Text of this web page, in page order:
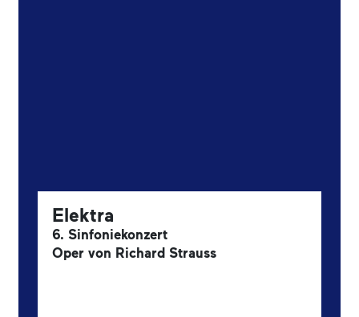
Elektra
6. Sinfoniekonzert
Oper von Richard Strauss